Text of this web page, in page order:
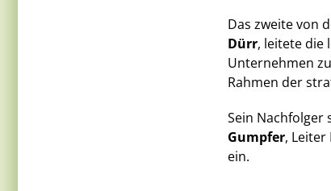
Das zweite von
Dürr, leitete die
Unternehmen
Rahmen der
Sein Nachfolger
Gumpfer, Leiter
ein.